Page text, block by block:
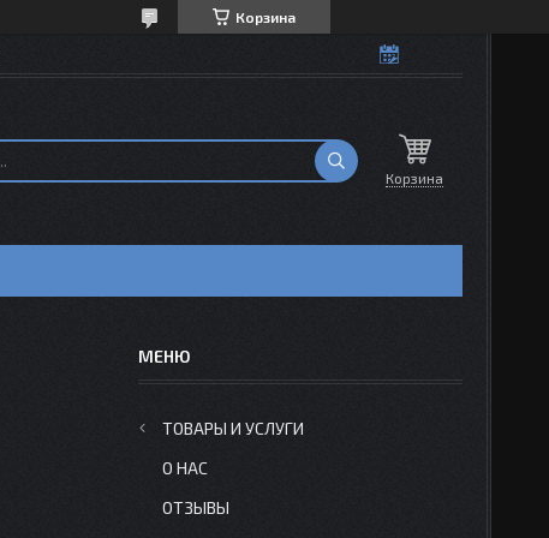
Корзина
Корзина
ТОВАРЫ И УСЛУГИ
О НАС
ОТЗЫВЫ